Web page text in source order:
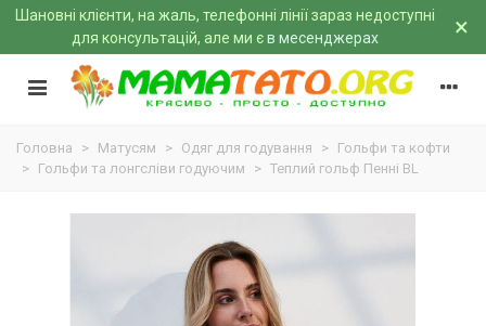
Шановні клієнти, на жаль, телефонні лінії зараз недоступні
для консультацій, але ми єв месенджерах ×
Головна > Матусям > Одяг для годування > Гольфи та кофти
> Гольфи та лонгсліви годуючим > Теплий гольф Пенні BL